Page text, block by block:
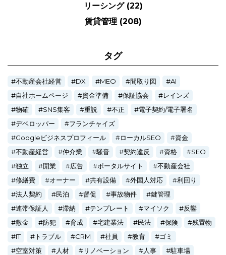
リーシング (22)
賃貸管理 (208)
タグ
不動産会社経営 DX MEO 間取り図
AI
自社ホームページ
資金準備 保証協会
レインズ
物確
SNS集客 重説 不正
電子契約/電子署名
デベロッパー
フランチャイズ
Googleビジネスプロフィール
ローカルSEO
資金
不動産経営
仲介業 騒音 契約違反 資格
SEO
独立
開業 広告 ポータルサイト
不動産会社
修繕費
オーナー 共有設備 外国人対応
利回り
法人契約
民泊 督促 事故物件
鍵管理
連帯保証人
滞納 テンプレート マイソク
反響
敷金
防犯 育成 宅建業法 民法 保険
残置物
IT
トラブル CRM 社員 教育
ゴミ
空室対策
人材 リノベーション 人事
駐車場